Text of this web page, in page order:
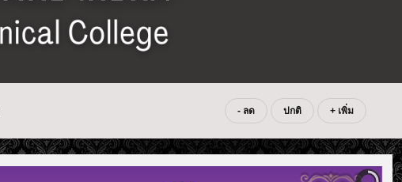
- ลด ปกติ + เพิ่ม